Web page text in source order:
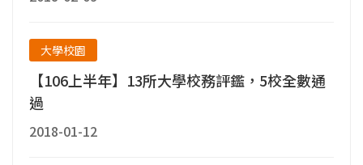
大學校園
【106上半年】13所大學校務評鑑，5校全數通
過
2018-01-12